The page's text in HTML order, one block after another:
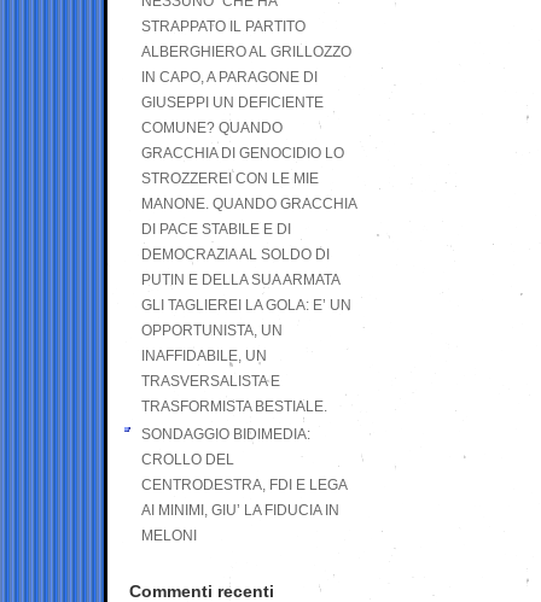
STRAPPATO IL PARTITO
ALBERGHIERO AL GRILLOZZO
IN CAPO, A PARAGONE DI
GIUSEPPI UN DEFICIENTE
COMUNE? QUANDO
GRACCHIA DI GENOCIDIO LO
STROZZEREI CON LE MIE
MANONE. QUANDO GRACCHIA
DI PACE STABILE E DI
DEMOCRAZIA AL SOLDO DI
PUTIN E DELLA SUA ARMATA
GLI TAGLIEREI LA GOLA: E’ UN
OPPORTUNISTA, UN
INAFFIDABILE, UN
TRASVERSALISTA E
TRASFORMISTA BESTIALE.
SONDAGGIO BIDIMEDIA:
CROLLO DEL
CENTRODESTRA, FDI E LEGA
AI MINIMI, GIU’ LA FIDUCIA IN
MELONI
Commenti recenti